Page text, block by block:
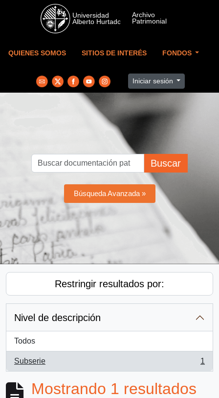
Skip to main content
QUIENES SOMOS SITIOS DE INTERÉS FONDOS
Iniciar sesión
Buscar
Búsqueda Avanzada »
Restringir resultados por:
Nivel de descripción
Todos
Subserie
, 1 resultados
1
Mostrando 1 resultados